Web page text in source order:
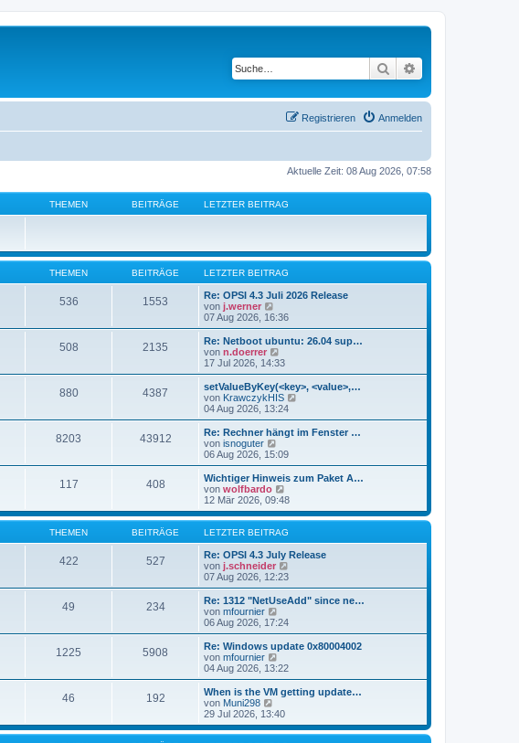
Suche
Anmelden
Registrieren
Aktuelle Zeit: 08 Aug 2026, 07:58
THEMEN BEITRÄGE LETZTER BEITRAG
THEMEN BEITRÄGE LETZTER BEITRAG
536 1553
Re: OPSI 4.3 Juli 2026 Release
von j.werner
e
u
e
s
t
r
B
e
i
r
a
g
07 Aug 2026, 16:36
508 2135
Re: Netboot ubuntu: 26.04 sup…
von n.doerrer
e
u
e
s
t
B
e
i
r
a
g
17 Jul 2026, 14:33
880 4387
setValueByKey(<key>, <value>,…
von KrawczykHIS
u
e
B
t
g
04 Aug 2026, 13:24
8203 43912
Re: Rechner hängt im Fenster …
von isnoguter
e
u
e
s
t
r
B
e
i
t
r
06 Aug 2026, 15:09
117 408
Wichtiger Hinweis zum Paket A…
von wolfbardo
e
u
e
s
t
e
r
B
e
i
r
g
12 Mär 2026, 09:48
THEMEN BEITRÄGE LETZTER BEITRAG
422 527
Re: OPSI 4.3 July Release
von j.schneider
u
e
B
r
07 Aug 2026, 12:23
49 234
Re: 1312 "NetUseAdd" since ne…
von mfournier
e
u
e
s
t
B
e
i
t
06 Aug 2026, 17:24
1225 5908
Re: Windows update 0x80004002
von mfournier
e
u
e
s
t
r
04 Aug 2026, 13:22
46 192
When is the VM getting update…
von Muni298
e
u
e
29 Jul 2026, 13:40